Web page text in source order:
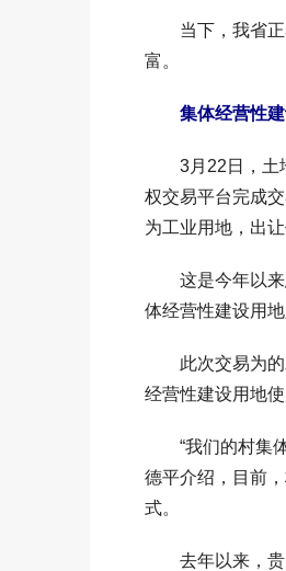
当下，我省正着
富。
集体经营性
3月22日，土地
权交易平台完成
为工业用地，出
这是今年以来
体经营性建设用
此次交易为的
经营性建设用地
“我们的村集体
德平介绍，目前
式。
去年以来，贵